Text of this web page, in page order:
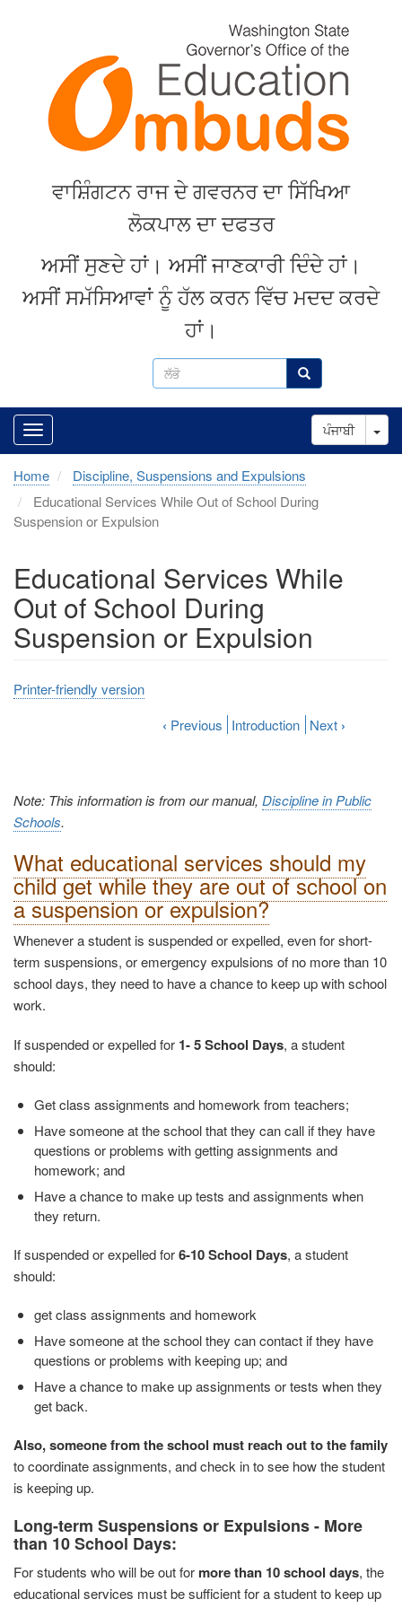
ਲੱਭੋ ਲੱਭੋ
ਵਾਸ਼ਿੰਗਟਨਰਾਜਦੇਗਵਰਨਰਦਾਸਿੱਖਿਆ
ਲੋਕਪਾਲਦਾਦਫਤਰ
ਅਸੀਂਸੁਣਦੇਹਾਂ। ਅਸੀਂਜਾਣਕਾਰੀ ਦਿੰਦੇਹਾਂ।
ਅਸੀਂਸਮੱਸਿਆਵਾਂਨੂੰਹੱਲਕਰਨਵਿੱਚਮਦਦਕਰਦੇ
ਹਾਂ।
ਪੰਜਾਬੀ
Home
Discipline, Suspensions and Expulsions
Educational Services While Out of School During
Suspension or Expulsion
Educational Services While
Out of School During
Suspension or Expulsion
Note: This information is from our manual, Discipline in Public
Schools.
What educational services should my
child get while they are out of school on
a suspension or expulsion?
Whenever a student is suspended or expelled, even for short-
term suspensions, or emergency expulsions of no more than 10
school days, they need to have a chance to keep up with school
work.
If suspended or expelled for 1- 5 School Days, a student
should:
Get class assignments and homework from teachers;
Have someone at the school that they can call if they have
questions or problems with getting assignments and
homework; and
Have a chance to make up tests and assignments when
they return.
If suspended or expelled for6-10 School Days, a student
should:
get class assignments and homework
Have someone at the school they can contact if they have
questions or problems with keeping up; and
Have a chance to make up assignments or tests when they
get back.
Also, someone from the school must reach out to the family
to coordinate assignments, and check in to see how the student
is keeping up.
Long-term Suspensions or Expulsions - More
than 10 School Days:
For students who will be out for more than 10 school days, the
educational services must be sufficient for a student to keep up
Printer-friendly version
‹ Previous Introduction Next ›